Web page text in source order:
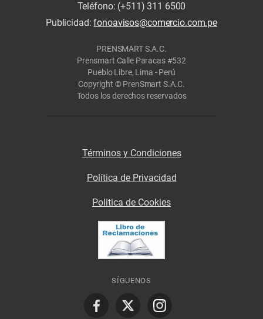
Teléfono: (+511) 311 6500
Publicidad:fonoavisos@comercio.com.pe
PRENSMART S.A.C.
Prensmart Calle Paracas #532
Pueblo Libre, Lima - Perú
Copyright © PrenSmart S.A.C.
Todos los derechos reservados
Términos y Condiciones
Política de Privacidad
Politica de Cookies
SÍGUENOS